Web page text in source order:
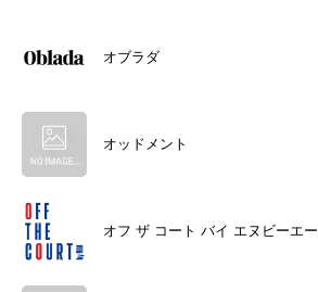
オブラダ
オッドメント
オフ ザ コート バイ エヌビーエー